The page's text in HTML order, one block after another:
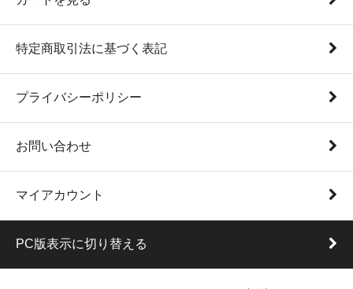
特定商取引法に基づく表記
プライバシーポリシー
お問い合わせ
マイアカウント
PC版表示に切り替える